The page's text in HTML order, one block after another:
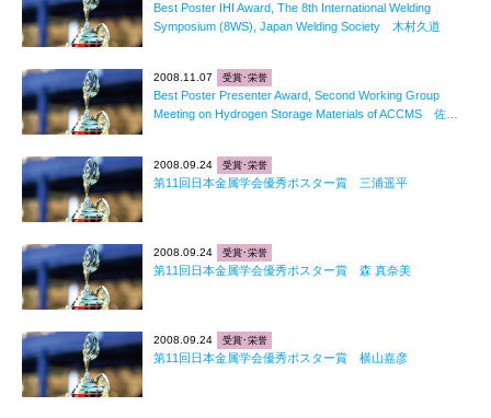
Best Poster IHI Award, The 8th International Welding
Symposium (8WS), Japan Welding Society 木村久道
2008.11.07 受賞･栄誉
Best Poster Presenter Award, Second Working Group
Meeting on Hydrogen Storage Materials of ACCMS 佐…
2008.09.24 受賞･栄誉
第11回日本金属学会優秀ポスター賞 三浦遥平
2008.09.24 受賞･栄誉
第11回日本金属学会優秀ポスター賞 森 真奈美
2008.09.24 受賞･栄誉
第11回日本金属学会優秀ポスター賞 横山嘉彦